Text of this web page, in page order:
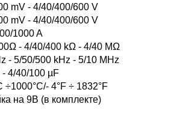
mV - 4/40/400/600 V
mV - 4/40/400/600 V
1000 A
- 4/40/400 kΩ - 4/40 MΩ
- 5/50/500 kHz - 5/10 MHz
4/40/100 µF
÷1000°С/- 4°F ÷ 1832°F
на 9В (в комплекте)